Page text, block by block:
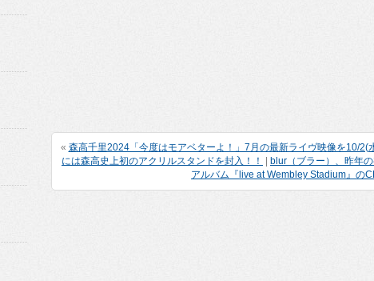
« 森高千里2024「今度はモアベターよ！」7月の最新ライヴ映像を10/2(
には森高史上初のアクリルスタンドを封入！！
blur（ブラー）、昨年
アルバム『live at Wembley Stadium』の